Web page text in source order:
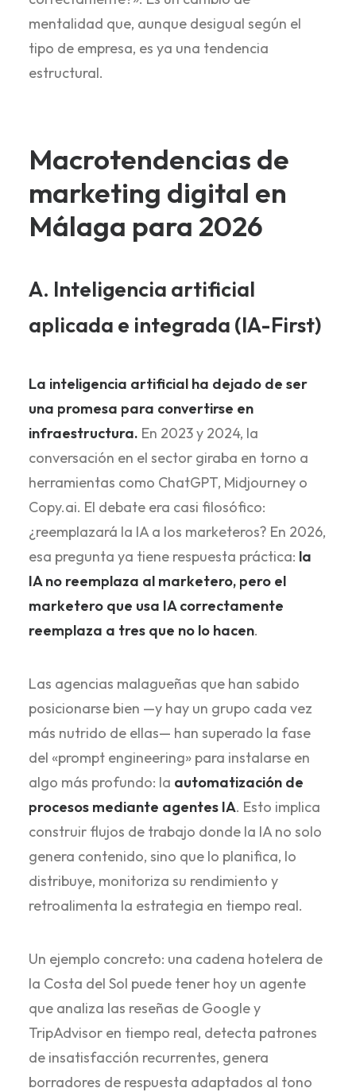
mentalidad que, aunque desigual según el
tipo de empresa, es ya una tendencia
estructural.
Macrotendencias de
marketing digital en
Málaga para 2026
A. Inteligencia artificial
aplicada e integrada (IA-First)
La inteligencia artificial ha dejado de ser
una promesa para convertirse en
infraestructura. En 2023 y 2024, la
conversación en el sector giraba en torno a
herramientas como ChatGPT, Midjourney o
Copy.ai. El debate era casi filosófico:
¿reemplazará la IA a los marketeros? En 2026,
esa pregunta ya tiene respuesta práctica: la
IA no reemplaza al marketero, pero el
marketero que usa IA correctamente
reemplaza a tres que no lo hacen.
Las agencias malagueñas que han sabido
posicionarse bien —y hay un grupo cada vez
más nutrido de ellas— han superado la fase
del «prompt engineering» para instalarse en
algo más profundo: la automatización de
procesos mediante agentes IA. Esto implica
construir flujos de trabajo donde la IA no solo
genera contenido, sino que lo planifica, lo
distribuye, monitoriza su rendimiento y
retroalimenta la estrategia en tiempo real.
Un ejemplo concreto: una cadena hotelera de
la Costa del Sol puede tener hoy un agente
que analiza las reseñas de Google y
TripAdvisor en tiempo real, detecta patrones
de insatisfacción recurrentes, genera
borradores de respuesta adaptados al tono